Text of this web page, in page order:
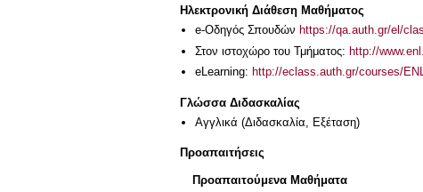
Ηλεκτρονική Διάθεση Μαθήματος
e-Οδηγός Σπουδών https://qa.auth.gr/el/
Στον ιστοχώρο του Τμήματος: http://
eLearning: http://eclass.auth.gr/courses/
Γλώσσα Διδασκαλίας
Αγγλικά (Διδασκαλία, Εξέταση)
Προαπαιτήσεις
Προαπαιτούμενα Μαθήματα